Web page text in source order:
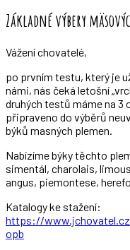
Základné výbery
Vážení chovatelé,
po prvním testu, který je
námi, nás čeká letošní
druhých testů máme na 3
připraveno do výběrů
býků masných plemen.
Nabízíme býky těchto
simentál, charolais,
angus, piemontese,
Katalogy ke stažení:
https://
opb